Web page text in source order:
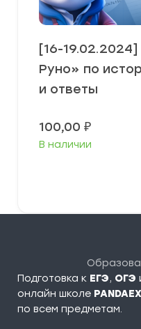
[16-
Руно» по
и ответы
100,00 ₽
В наличии
Подготовка к ЕГЭ, ОГЭ
онлайн школе
по всем предметам.